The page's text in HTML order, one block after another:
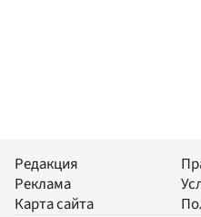
Редакция
Реклама
Карта сайта